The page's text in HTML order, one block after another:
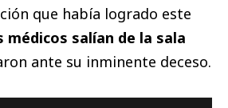
que había logrado este
médicos salían de la sala
ante su inminente deceso.